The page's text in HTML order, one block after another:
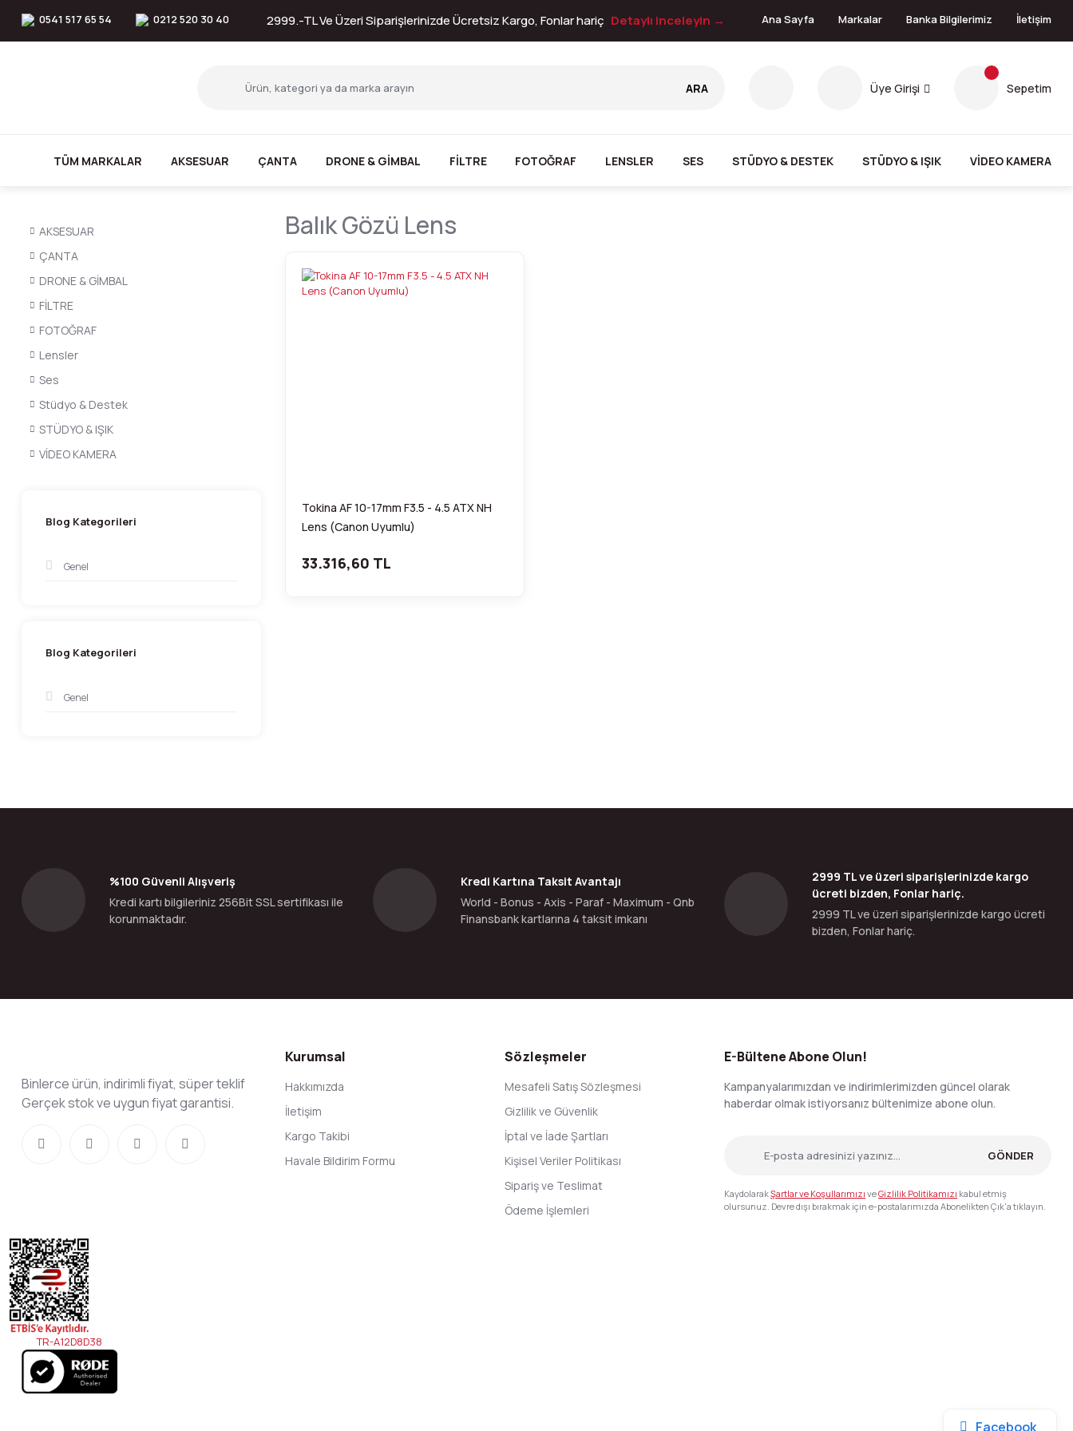
0541 517 65 54 0212 520 30 40 2999.-TL Ve Üzeri Siparişlerinizde Ücretsiz Kargo, Fonlar hariç Detaylı inceleyin → Ana Sayfa Markalar Banka Bilgilerimiz İletişim
ARA Üye Girişi Sepetim
TÜM MARKALAR AKSESUAR ÇANTA DRONE & GİMBAL FİLTRE FOTOĞRAF LENSLER SES STÜDYO & DESTEK STÜDYO & IŞIK VİDEO KAMERA
AKSESUAR
ÇANTA
DRONE & GİMBAL
FİLTRE
FOTOĞRAF
Lensler
Ses
Stüdyo & Destek
STÜDYO & IŞIK
VİDEO KAMERA
Blog Kategorileri
Genel
Blog Kategorileri
Genel
Balık Gözü Lens
Tokina AF 10-17mm F3.5 - 4.5 ATX NH
Lens (Canon Uyumlu)
33.316,60 TL
%100 Güvenli Alışveriş
Kredi kartı bilgileriniz 256Bit SSL sertifikası ile
korunmaktadır.
Kredi Kartına Taksit Avantajı
World - Bonus - Axis - Paraf - Maximum - Qnb
Finansbank kartlarına 4 taksit imkanı
2999 TL ve üzeri siparişlerinizde kargo
ücreti bizden, Fonlar hariç.
2999 TL ve üzeri siparişlerinizde kargo ücreti
bizden, Fonlar hariç.
Binlerce ürün, indirimli fiyat, süper teklif
Gerçek stok ve uygun fiyat garantisi.
Kurumsal
Hakkımızda
İletişim
Kargo Takibi
Havale Bildirim Formu
Sözleşmeler
Mesafeli Satış Sözleşmesi
Gizlilik ve Güvenlik
İptal ve İade Şartları
Kişisel Veriler Politikası
Sipariş ve Teslimat
Ödeme İşlemleri
E-Bültene Abone Olun!
Kampanyalarımızdan ve indirimlerimizden güncel olarak
haberdar olmak istiyorsanız bültenimize abone olun.
GÖNDER
KaydolarakŞartlar ve Koşullarımızı veGizlilik Politikamızı kabul etmiş
olursunuz. Devre dışı bırakmak için e-postalarımızda Abonelikten Çık'a tıklayın.
TR-A12D8D38
Facebook